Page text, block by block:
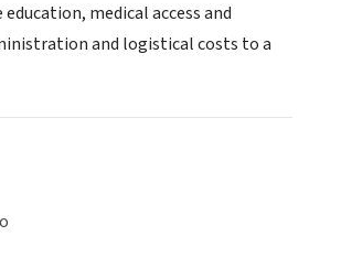
medical access and
and logistical costs to a